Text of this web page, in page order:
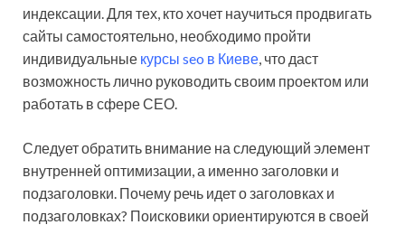
индексации. Для тех, кто хочет научиться продвигать
сайты самостоятельно, необходимо пройти
индивидуальные курсы seo в Киеве, что даст
возможность лично руководить своим проектом или
работать в сфере СЕО.
Следует обратить внимание на следующий элемент
внутренней оптимизации, а именно заголовки и
подзаголовки. Почему речь идет о заголовках и
подзаголовках? Поисковики ориентируются в своей